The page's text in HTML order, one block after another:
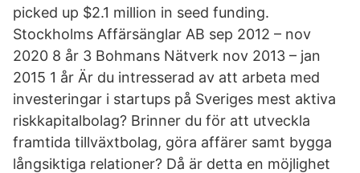
picked up $2.1 million in seed funding.
Stockholms Affärsänglar AB sep 2012 – nov
2020 8 år 3 Bohmans Nätverk nov 2013 – jan
2015 1 år Är du intresserad av att arbeta med
investeringar i startups på Sveriges mest aktiva
riskkapitalbolag? Brinner du för att utveckla
framtida tillväxtbolag, göra affärer samt bygga
långsiktiga relationer? Då är detta en möjlighet